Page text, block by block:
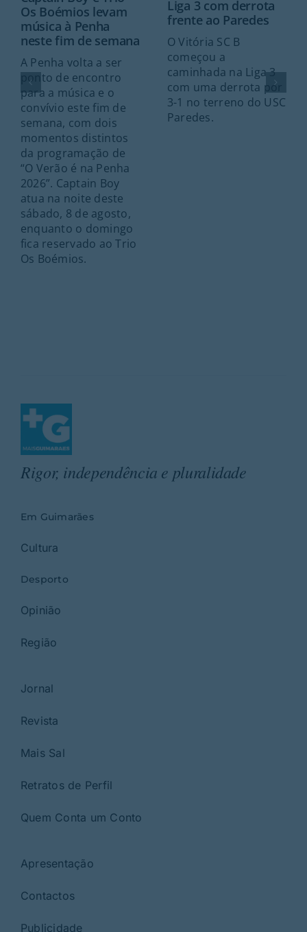
Os Boémios levam
música à Penha
neste fim de semana
A Penha volta a ser
ponto de encontro
para a música e o
convívio este fim de
semana, com dois
momentos distintos
da programação de
“O Verão é na Penha
2026”. Captain Boy
atua na noite deste
sábado, 8 de agosto,
enquanto o domingo
fica reservado ao Trio
Os Boémios.
Liga 3 com derrota
frente ao Paredes
O Vitória SC B
começou a
caminhada na Liga 3
com uma derrota por
3-1 no terreno do USC
Paredes.
Rigor, independência e pluralidade
Em Guimarães
Cultura
Desporto
Opinião
Região
Jornal
Revista
Mais Sal
Retratos de Perfil
Quem Conta um Conto
Apresentação
Contactos
Publicidade